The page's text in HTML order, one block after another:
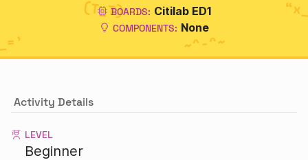
BOARDS: Citilab ED1
COMPONENTS: None
Activity Details
LEVEL
Beginner